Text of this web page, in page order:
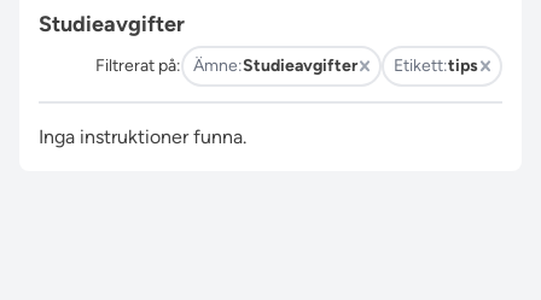
Studieavgifter
Filtrerat på: Ämne:Studieavgifter Etikett:tips
Inga instruktioner funna.